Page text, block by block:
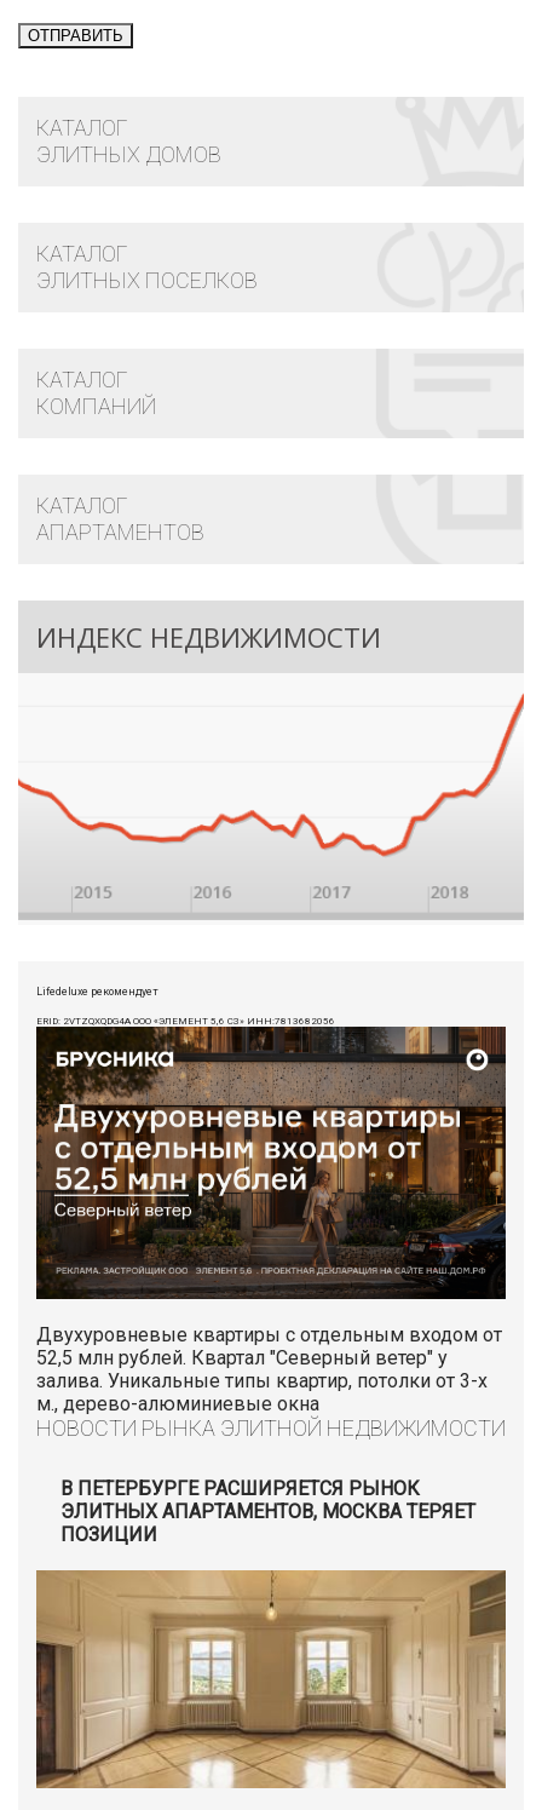
КАТАЛОГ
ЭЛИТНЫХ ДОМОВ
КАТАЛОГ
ЭЛИТНЫХ ПОСЕЛКОВ
КАТАЛОГ
КОМПАНИЙ
КАТАЛОГ
АПАРТАМЕНТОВ
ИНДЕКС НЕДВИЖИМОСТИ
Lifedeluxe рекомендует
ERID: 2VTZQXQDG4A ООО «ЭЛЕМЕНТ 5,6 СЗ» ИНН:7813682056
Двухуровневые квартиры с отдельным входом от
52,5 млн рублей. Квартал "Северный ветер" у
залива. Уникальные типы квартир, потолки от 3-х
м., дерево-алюминиевые окна
НОВОСТИ РЫНКА ЭЛИТНОЙ НЕДВИЖИМОСТИ
В ПЕТЕРБУРГЕ РАСШИРЯЕТСЯ РЫНОК
ЭЛИТНЫХ АПАРТАМЕНТОВ, МОСКВА ТЕРЯЕТ
ПОЗИЦИИ